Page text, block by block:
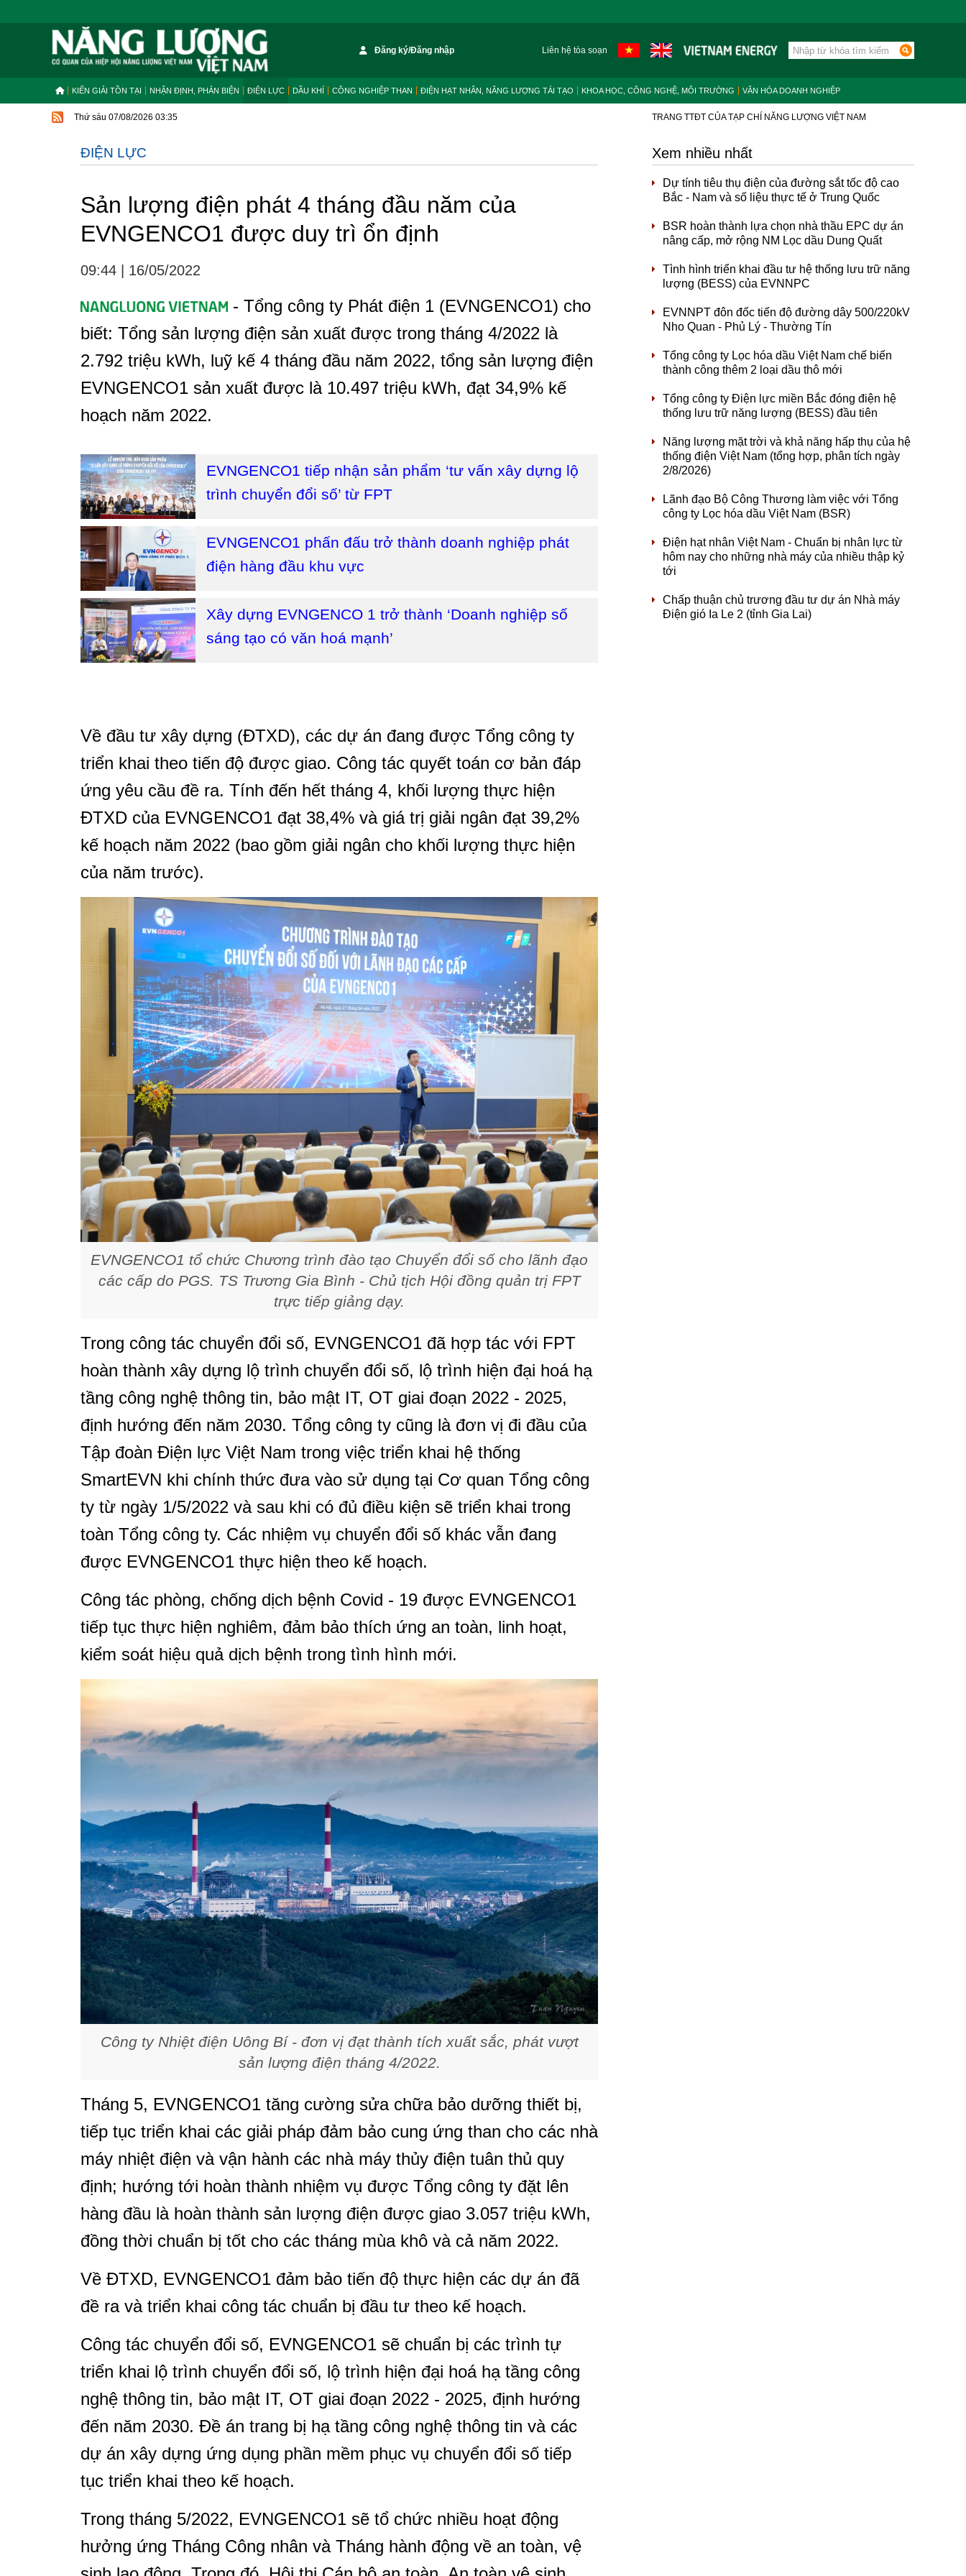
Đăng ký/Đăng nhập Liên hệ tòa soạn
KIẾN GIẢI TỒN TẠI NHẬN ĐỊNH, PHẢN BIỆN ĐIỆN LỰC DẦU KHÍ CÔNG NGHIỆP THAN ĐIỆN HẠT NHÂN, NĂNG LƯỢNG TÁI TẠO KHOA HỌC, CÔNG NGHỆ, MÔI TRƯỜNG VĂN HÓA DOANH NGHIỆP
Thứ sáu 07/08/2026 03:35 TRANG TTĐT CỦA TẠP CHÍ NĂNG LƯỢNG VIỆT NAM
ĐIỆN LỰC
Sản lượng điện phát 4 tháng đầu năm của
EVNGENCO1 được duy trì ổn định
09:44 16/05/2022
- Tổng công ty Phát điện 1 (EVNGENCO1) cho
biết: Tổng sản lượng điện sản xuất được trong tháng 4/2022 là
2.792 triệu kWh, luỹ kế 4 tháng đầu năm 2022, tổng sản lượng điện
EVNGENCO1 sản xuất được là 10.497 triệu kWh, đạt 34,9% kế
hoạch năm 2022.
EVNGENCO1 tiếp nhận sản phẩm ‘tư vấn xây dựng lộ
trình chuyển đổi số’ từ FPT
EVNGENCO1 phấn đấu trở thành doanh nghiệp phát
điện hàng đầu khu vực
Xây dựng EVNGENCO 1 trở thành ‘Doanh nghiệp số
sáng tạo có văn hoá mạnh’
Về đầu tư xây dựng (ĐTXD), các dự án đang được Tổng công ty
triển khai theo tiến độ được giao. Công tác quyết toán cơ bản đáp
ứng yêu cầu đề ra. Tính đến hết tháng 4, khối lượng thực hiện
ĐTXD của EVNGENCO1 đạt 38,4% và giá trị giải ngân đạt 39,2%
kế hoạch năm 2022 (bao gồm giải ngân cho khối lượng thực hiện
của năm trước).
EVNGENCO1 tổ chức Chương trình đào tạo Chuyển đổi số cho lãnh đạo
các cấp do PGS. TS Trương Gia Bình - Chủ tịch Hội đồng quản trị FPT
trực tiếp giảng dạy.
Trong công tác chuyển đổi số, EVNGENCO1 đã hợp tác với FPT
hoàn thành xây dựng lộ trình chuyển đổi số, lộ trình hiện đại hoá hạ
tầng công nghệ thông tin, bảo mật IT, OT giai đoạn 2022 - 2025,
định hướng đến năm 2030. Tổng công ty cũng là đơn vị đi đầu của
Tập đoàn Điện lực Việt Nam trong việc triển khai hệ thống
SmartEVN khi chính thức đưa vào sử dụng tại Cơ quan Tổng công
ty từ ngày 1/5/2022 và sau khi có đủ điều kiện sẽ triển khai trong
toàn Tổng công ty. Các nhiệm vụ chuyển đổi số khác vẫn đang
được EVNGENCO1 thực hiện theo kế hoạch.
Công tác phòng, chống dịch bệnh Covid - 19 được EVNGENCO1
tiếp tục thực hiện nghiêm, đảm bảo thích ứng an toàn, linh hoạt,
kiểm soát hiệu quả dịch bệnh trong tình hình mới.
Công ty Nhiệt điện Uông Bí - đơn vị đạt thành tích xuất sắc, phát vượt
sản lượng điện tháng 4/2022.
Tháng 5, EVNGENCO1 tăng cường sửa chữa bảo dưỡng thiết bị,
tiếp tục triển khai các giải pháp đảm bảo cung ứng than cho các nhà
máy nhiệt điện và vận hành các nhà máy thủy điện tuân thủ quy
định; hướng tới hoàn thành nhiệm vụ được Tổng công ty đặt lên
hàng đầu là hoàn thành sản lượng điện được giao 3.057 triệu kWh,
đồng thời chuẩn bị tốt cho các tháng mùa khô và cả năm 2022.
Về ĐTXD, EVNGENCO1 đảm bảo tiến độ thực hiện các dự án đã
đề ra và triển khai công tác chuẩn bị đầu tư theo kế hoạch.
Công tác chuyển đổi số, EVNGENCO1 sẽ chuẩn bị các trình tự
triển khai lộ trình chuyển đổi số, lộ trình hiện đại hoá hạ tầng công
nghệ thông tin, bảo mật IT, OT giai đoạn 2022 - 2025, định hướng
đến năm 2030. Đề án trang bị hạ tầng công nghệ thông tin và các
dự án xây dựng ứng dụng phần mềm phục vụ chuyển đổi số tiếp
tục triển khai theo kế hoạch.
Trong tháng 5/2022, EVNGENCO1 sẽ tổ chức nhiều hoạt động
hưởng ứng Tháng Công nhân và Tháng hành động về an toàn, vệ
Xem nhiều nhất
Dự tính tiêu thụ điện của đường sắt tốc độ cao
Bắc - Nam và số liệu thực tế ở Trung Quốc
BSR hoàn thành lựa chọn nhà thầu EPC dự án
nâng cấp, mở rộng NM Lọc dầu Dung Quất
Tình hình triển khai đầu tư hệ thống lưu trữ năng
lượng (BESS) của EVNNPC
EVNNPT đôn đốc tiến độ đường dây 500/220kV
Nho Quan - Phủ Lý - Thường Tín
Tổng công ty Lọc hóa dầu Việt Nam chế biến
thành công thêm 2 loại dầu thô mới
Tổng công ty Điện lực miền Bắc đóng điện hệ
thống lưu trữ năng lượng (BESS) đầu tiên
Năng lượng mặt trời và khả năng hấp thụ của hệ
thống điện Việt Nam (tổng hợp, phân tích ngày
2/8/2026)
Lãnh đạo Bộ Công Thương làm việc với Tổng
công ty Lọc hóa dầu Việt Nam (BSR)
Điện hạt nhân Việt Nam - Chuẩn bị nhân lực từ
hôm nay cho những nhà máy của nhiều thập kỷ
tới
Chấp thuận chủ trương đầu tư dự án Nhà máy
Điện gió Ia Le 2 (tỉnh Gia Lai)